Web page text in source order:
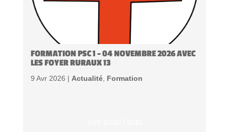
FORMATION PSC 1 – 04 NOVEMBRE 2026 AVEC
LES FOYER RURAUX 13
9 Avr 2026 | Actualité, Formation